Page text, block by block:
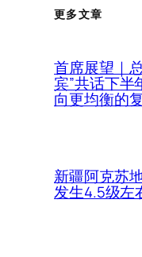
更多文章
首席展望｜
宾”共话下半
向更均衡的
新疆阿克苏
发生4.5级左